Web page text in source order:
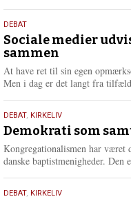
18.
maj
2026
DEBAT
Sociale medier
sammen
At have ret til sin egen
Men i dag er det langt fra
18.
maj
2026
DEBAT, KIRKELIV
Demokrati som
Kongregationalismen har været
danske baptistmenigheder.
18.
DEBAT, KIRKELIV